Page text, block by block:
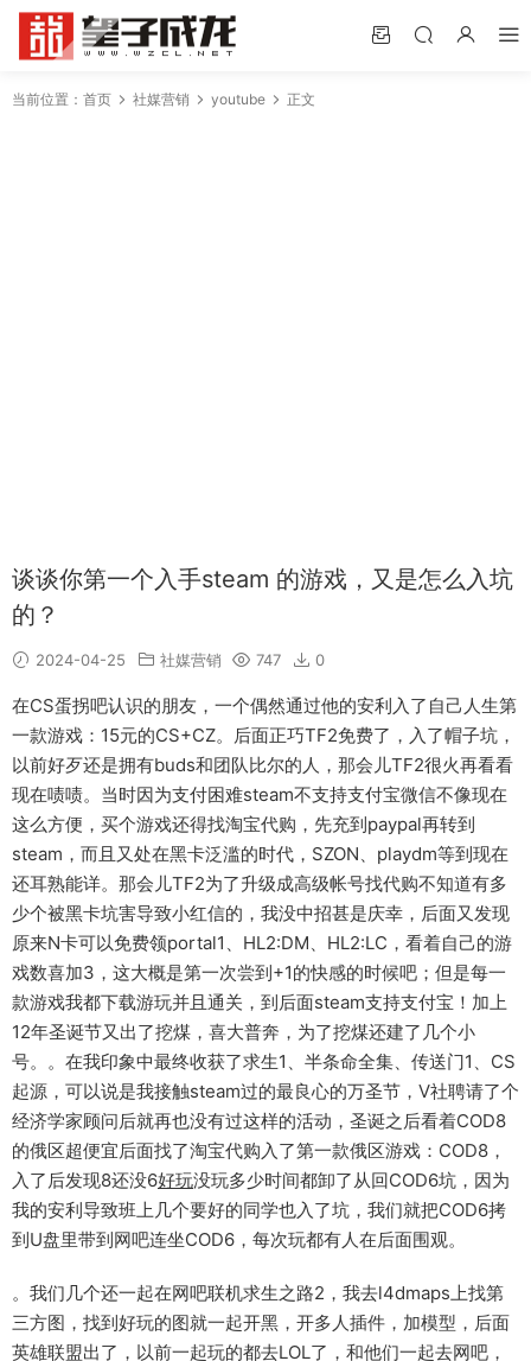
当前位置： 首页 社媒营销 youtube 正文
谈谈你第一个入手steam 的游戏，又是怎么入坑
的？
2024-04-25 社媒营销 747 0
在CS蛋拐吧认识的朋友，一个偶然通过他的安利入了自己人生第
一款游戏：15元的CS+CZ。后面正巧TF2免费了，入了帽子坑，
以前好歹还是拥有buds和团队比尔的人，那会儿TF2很火再看看
现在啧啧。当时因为支付困难steam不支持支付宝微信不像现在
这么方便，买个游戏还得找淘宝代购，先充到paypal再转到
steam，而且又处在黑卡泛滥的时代，SZON、playdm等到现在
还耳熟能详。那会儿TF2为了升级成高级帐号找代购不知道有多
少个被黑卡坑害导致小红信的，我没中招甚是庆幸，后面又发现
原来N卡可以免费领portal1、HL2:DM、HL2:LC，看着自己的游
戏数喜加3，这大概是第一次尝到+1的快感的时候吧；但是每一
款游戏我都下载游玩并且通关，到后面steam支持支付宝！加上
12年圣诞节又出了挖煤，喜大普奔，为了挖煤还建了几个小
号。。在我印象中最终收获了求生1、半条命全集、传送门1、CS
起源，可以说是我接触steam过的最良心的万圣节，V社聘请了个
经济学家顾问后就再也没有过这样的活动，圣诞之后看着COD8
的俄区超便宜后面找了淘宝代购入了第一款俄区游戏：COD8，
入了后发现8还没6好玩没玩多少时间都卸了从回COD6坑，因为
我的安利导致班上几个要好的同学也入了坑，我们就把COD6拷
到U盘里带到网吧连坐COD6，每次玩都有人在后面围观。
。我们几个还一起在网吧联机求生之路2，我去l4dmaps上找第
三方图，找到好玩的图就一起开黑，开多人插件，加模型，后面
英雄联盟出了，以前一起玩的都去LOL了，和他们一起去网吧，